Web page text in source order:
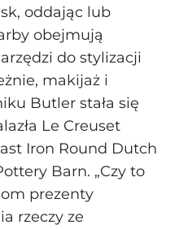
oddając lub
obejmują
do stylizacji
makijaż i
Butler stała się
Le Creuset
Iron Round Dutch
Barn. „Czy to
prezenty
rzeczy ze